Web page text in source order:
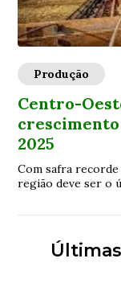
Produção
Centro-
2025
Com safra
região deve ser o